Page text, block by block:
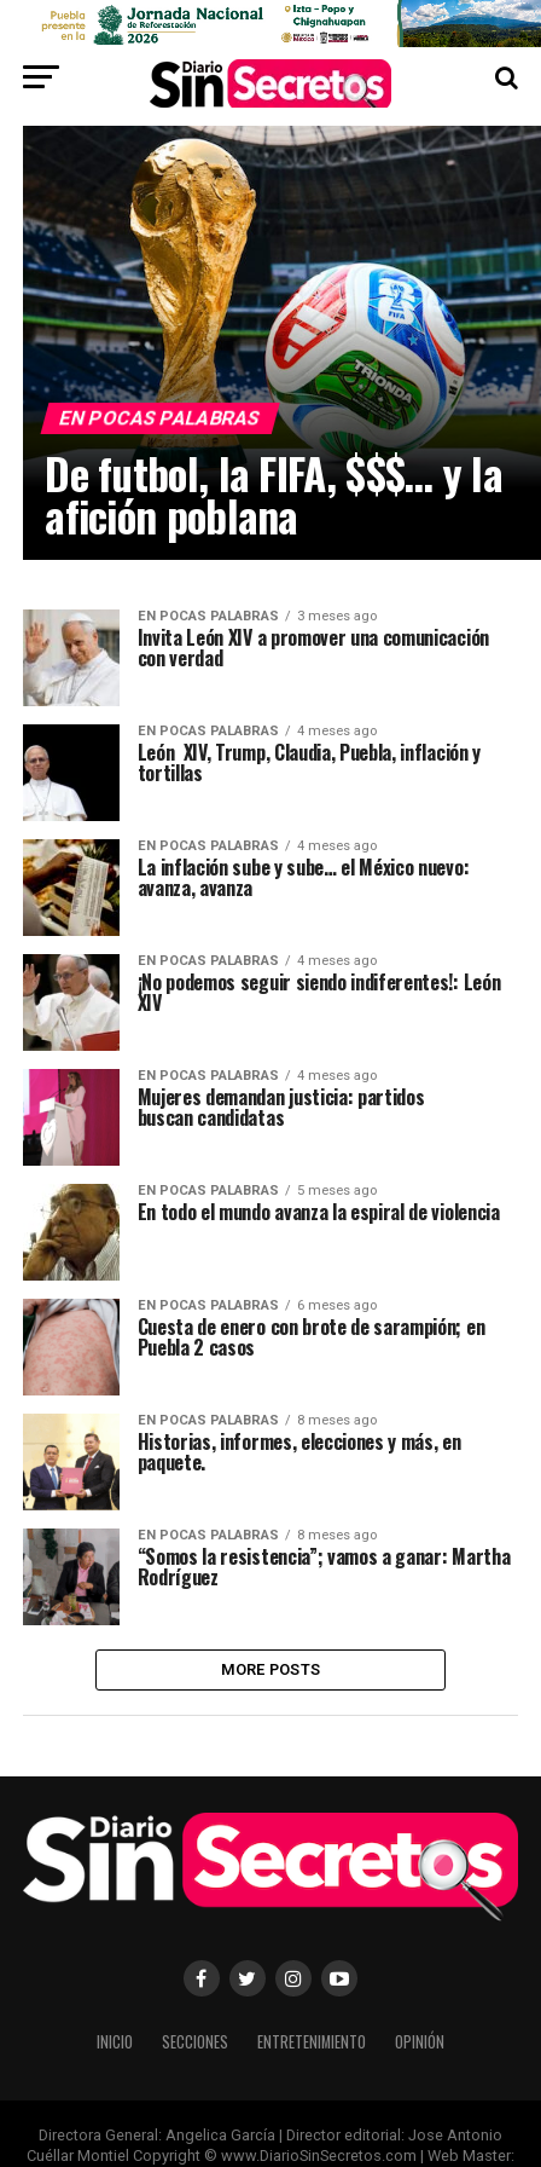
EN POCAS PALABRAS
De futbol, la FIFA, $$$… y la
afición poblana
EN POCAS PALABRAS 3 meses ago
Invita León XIV a promover una comunicación
con verdad
EN POCAS PALABRAS 4 meses ago
León XIV, Trump, Claudia, Puebla, inflación y
tortillas
EN POCAS PALABRAS 4 meses ago
La inflación sube y sube… el México nuevo:
avanza, avanza
EN POCAS PALABRAS 4 meses ago
¡No podemos seguir siendo indiferentes!: León
XIV
EN POCAS PALABRAS 4 meses ago
Mujeres demandan justicia: partidos
buscan candidatas
EN POCAS PALABRAS 5 meses ago
En todo el mundo avanza la espiral de violencia
EN POCAS PALABRAS 6 meses ago
Cuesta de enero con brote de sarampión; en
Puebla 2 casos
EN POCAS PALABRAS 8 meses ago
Historias, informes, elecciones y más, en
paquete.
EN POCAS PALABRAS 8 meses ago
“Somos la resistencia”; vamos a ganar: Martha
Rodríguez
MORE POSTS
INICIO SECCIONES ENTRETENIMIENTO OPINIÓN
Directora General: Angelica García | Director editorial: Jose Antonio
Cuéllar Montiel Copyright © www.DiarioSinSecretos.com | Web Master: